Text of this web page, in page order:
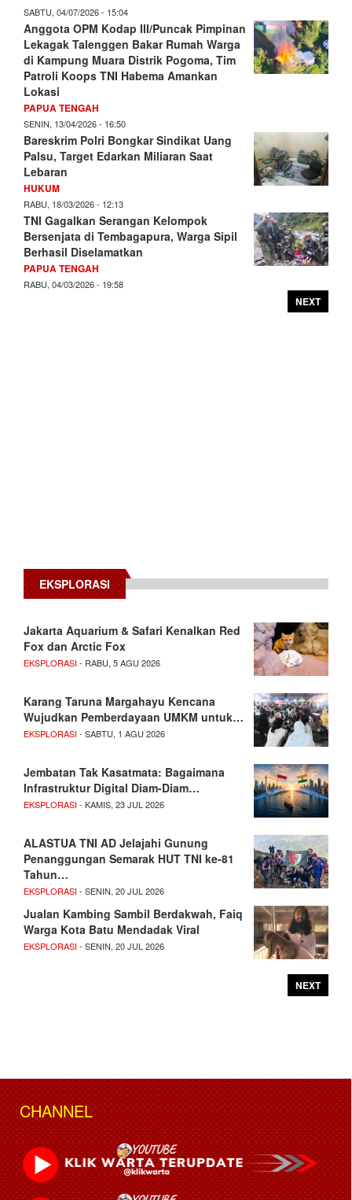
SABTU, 04/07/2026 - 15:04
Anggota OPM Kodap III/Puncak Pimpinan
Lekagak Talenggen Bakar Rumah Warga
di Kampung Muara Distrik Pogoma, Tim
Patroli Koops TNI Habema Amankan
Lokasi
PAPUA TENGAH
SENIN, 13/04/2026 - 16:50
Bareskrim Polri Bongkar Sindikat Uang
Palsu, Target Edarkan Miliaran Saat
Lebaran
HUKUM
RABU, 18/03/2026 - 12:13
TNI Gagalkan Serangan Kelompok
Bersenjata di Tembagapura, Warga Sipil
Berhasil Diselamatkan
PAPUA TENGAH
RABU, 04/03/2026 - 19:58
NEXT
EKSPLORASI
Jakarta Aquarium & Safari Kenalkan Red
Fox dan Arctic Fox
EKSPLORASI- RABU, 5 AGU 2026
Karang Taruna Margahayu Kencana
Wujudkan Pemberdayaan UMKM untuk…
EKSPLORASI- SABTU, 1 AGU 2026
Jembatan Tak Kasatmata: Bagaimana
Infrastruktur Digital Diam-Diam…
EKSPLORASI- KAMIS, 23 JUL 2026
ALASTUA TNI AD Jelajahi Gunung
Penanggungan Semarak HUT TNI ke-81
Tahun…
EKSPLORASI- SENIN, 20 JUL 2026
Jualan Kambing Sambil Berdakwah, Faiq
Warga Kota Batu Mendadak Viral
EKSPLORASI- SENIN, 20 JUL 2026
NEXT
CHANNEL